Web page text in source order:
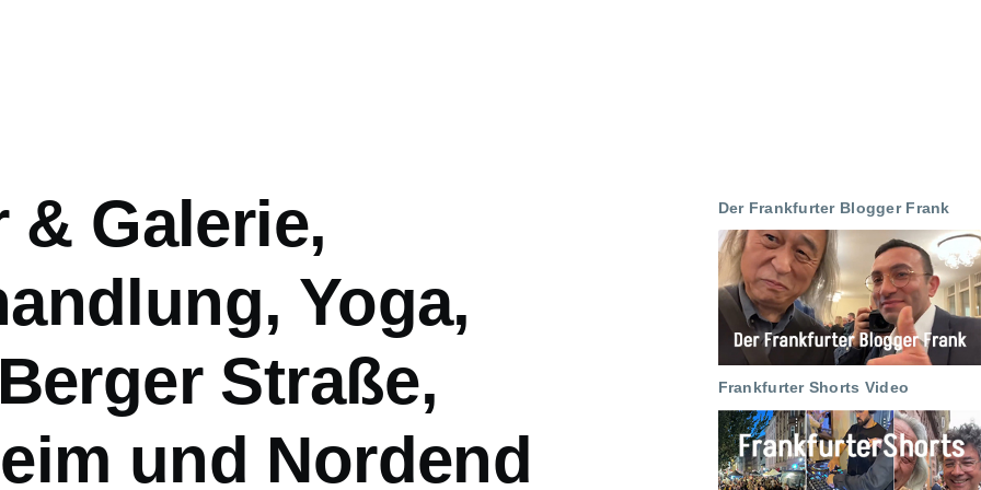
& Galerie,
Yoga,
Straße,
und Nordend
Der Frankfurter Blogger Frank
Frankfurter Shorts Video